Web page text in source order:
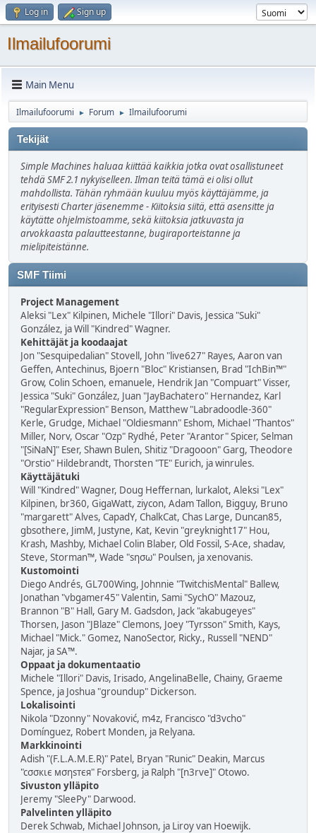
Log in Sign up
Ilmailufoorumi
Main Menu
Ilmailufoorumi ► Forum ► Ilmailufoorumi
Tekijät
Simple Machines haluaa kiittää kaikkia jotka ovat osallistuneet
tehdä SMF 2.1 nykyiselleen. Ilman teitä tämä ei olisi ollut
mahdollista. Tähän ryhmään kuuluu myös käyttäjämme, ja
erityisesti Charter jäsenemme - Kiitoksia siitä, että asensitte ja
käytätte ohjelmistoamme, sekä kiitoksia jatkuvasta ja
arvokkaasta palautteestanne, bugiraporteistanne ja
mielipiteistänne.
SMF Tiimi
Project Management
Aleksi "Lex" Kilpinen, Michele "Illori" Davis, Jessica "Suki"
González, ja Will "Kindred" Wagner.
Kehittäjät ja koodaajat
Jon "Sesquipedalian" Stovell, John "live627" Rayes, Aaron van
Geffen, Antechinus, Bjoern "Bloc" Kristiansen, Brad "IchBin™"
Grow, Colin Schoen, emanuele, Hendrik Jan "Compuart" Visser,
Jessica "Suki" González, Juan "JayBachatero" Hernandez, Karl
"RegularExpression" Benson, Matthew "Labradoodle-360"
Kerle, Grudge, Michael "Oldiesmann" Eshom, Michael "Thantos"
Miller, Norv, Oscar "Ozp" Rydhé, Peter "Arantor" Spicer, Selman
"[SiNaN]" Eser, Shawn Bulen, Shitiz "Dragooon" Garg, Theodore
"Orstio" Hildebrandt, Thorsten "TE" Eurich, ja winrules.
Käyttäjätuki
Will "Kindred" Wagner, Doug Heffernan, lurkalot, Aleksi "Lex"
Kilpinen, br360, GigaWatt, ziycon, Adam Tallon, Bigguy, Bruno
"margarett" Alves, CapadY, ChalkCat, Chas Large, Duncan85,
gbsothere, JimM, Justyne, Kat, Kevin "greyknight17" Hou,
Krash, Mashby, Michael Colin Blaber, Old Fossil, S-Ace, shadav,
Steve, Storman™, Wade "sησω" Poulsen, ja xenovanis.
Kustomointi
Diego Andrés, GL700Wing, Johnnie "TwitchisMental" Ballew,
Jonathan "vbgamer45" Valentin, Sami "SychO" Mazouz,
Brannon "B" Hall, Gary M. Gadsdon, Jack "akabugeyes"
Thorsen, Jason "JBlaze" Clemons, Joey "Tyrsson" Smith, Kays,
Michael "Mick." Gomez, NanoSector, Ricky., Russell "NEND"
Najar, ja SA™.
Oppaat ja dokumentaatio
Michele "Illori" Davis, Irisado, AngelinaBelle, Chainy, Graeme
Spence, ja Joshua "groundup" Dickerson.
Lokalisointi
Nikola "Dzonny" Novaković, m4z, Francisco "d3vcho"
Domínguez, Robert Monden, ja Relyana.
Markkinointi
Adish "(F.L.A.M.E.R)" Patel, Bryan "Runic" Deakin, Marcus
"cσσкιє мσηѕтєя" Forsberg, ja Ralph "[n3rve]" Otowo.
Sivuston ylläpito
Jeremy "SleePy" Darwood.
Palvelinten ylläpito
Derek Schwab, Michael Johnson, ja Liroy van Hoewijk.